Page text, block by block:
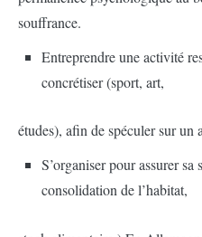
souffrance.
Entreprendre une activité
concrétiser (sport, art,
études), afin de spéculer sur un
S’organiser pour assurer
consolidation de l’habitat,